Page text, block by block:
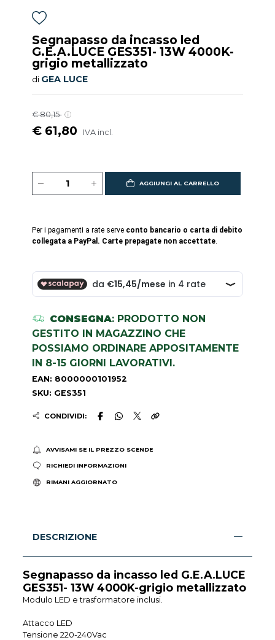
Segnapasso da incasso led
G.E.A.LUCE GES351- 13W 4000K-
grigio metallizzato
di GEA LUCE
€ 80,15
€ 61,80 IVA incl.
AGGIUNGI AL CARRELLO
Per i pagamenti a rate serve conto bancario o carta di debito
collegata a PayPal. Carte prepagate non accettate
CONSEGNA: PRODOTTO NON
GESTITO IN MAGAZZINO CHE
POSSIAMO ORDINARE APPOSITAMENTE
IN 8-15 GIORNI LAVORATIVI.
EAN: 8000000101952
SKU: GES351
CONDIVIDI:
AVVISAMI SE IL PREZZO SCENDE
RICHIEDI INFORMAZIONI
RIMANI AGGIORNATO
DESCRIZIONE
Segnapasso da incasso led G.E.A.LUCE
GES351- 13W 4000K-grigio metallizzato
Modulo LED e trasformatore inclusi.
Attacco LED
Tensione 220-240Vac